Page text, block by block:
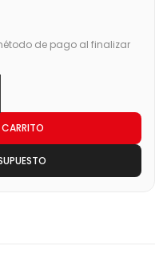
de pago al finalizar